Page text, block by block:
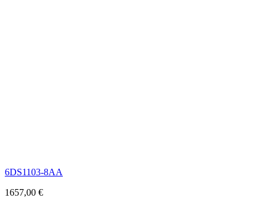
6DS1103-8AA
1657,00 €